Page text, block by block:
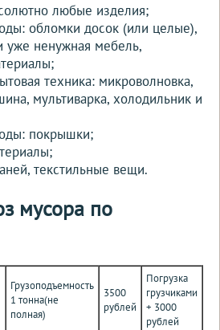
любые изделия;
обломки досок (или целые),
уже ненужная мебель,
техника: микроволновка,
мультиварка, холодильник и
покрышки;
текстильные вещи.
мусора по
Грузоподъемность
1 тонна(не
полная)
3500
рублей
Погрузка
грузчиками
+ 3000
рублей